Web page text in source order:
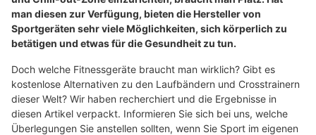
man diesen zur Verfügung, bieten die Hersteller von
Sportgeräten sehr viele Möglichkeiten, sich körperlich zu
betätigen und etwas für die Gesundheit zu tun.
Doch welche Fitnessgeräte braucht man wirklich? Gibt es
kostenlose Alternativen zu den Laufbändern und Crosstrainern
dieser Welt? Wir haben recherchiert und die Ergebnisse in
diesen Artikel verpackt. Informieren Sie sich bei uns, welche
Überlegungen Sie anstellen sollten, wenn Sie Sport im eigenen